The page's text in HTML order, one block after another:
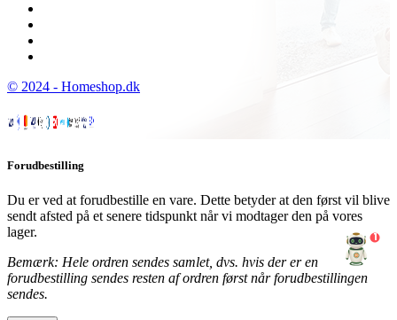
© 2024 - Homeshop.dk
Forudbestilling
Du er ved at forudbestille en vare. Dette betyder at den først vil blive
sendt afsted på et senere tidspunkt når vi modtager den på vores
lager.
Bemærk: Hele ordren sendes samlet, dvs. hvis der er en
forudbestilling sendes resten af ordren først når forudbestillingen
sendes.
1